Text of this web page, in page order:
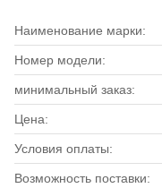
Наименование марки:
Номер модели:
минимальный заказ:
Цена:
Условия оплаты:
Возможность поставки: